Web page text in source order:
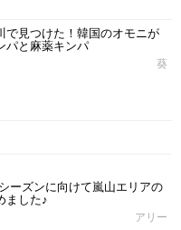
で見つけた！韓国のオモニが
パと麻薬キンパ
葵
ーズンに向けて嵐山エリアの
ました♪
アリー